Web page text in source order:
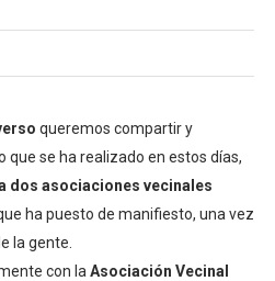
queremos compartir y
que se ha realizado en estos días,
dos asociaciones vecinales
ha puesto de manifiesto, una vez
la gente.
con la Asociación Vecinal